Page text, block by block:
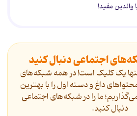
مفید!
اجتماعی دنبال کنید
تنها یک کلیک است! در همه شبکه‌های
داغ و دسته اول را با بهترین
ما را در شبکه‌های اجتماعی
دنیال کنید.